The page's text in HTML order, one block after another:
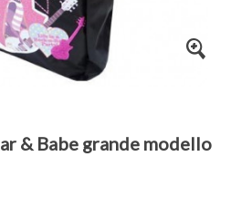
& Babe grande modello